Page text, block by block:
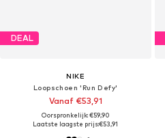
DEAL
NIKE
Loopschoen 'Run Defy'
Vanaf €53,91
Oorspronkelijk: €59,90
Laatste laagste prijs:€53,91